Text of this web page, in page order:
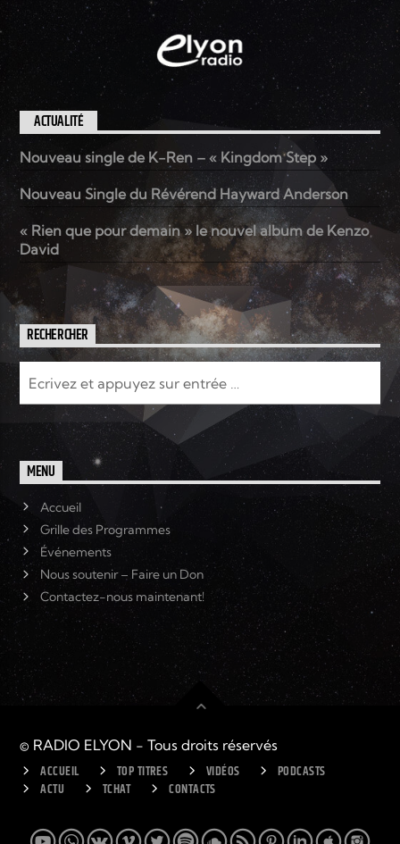
ACTUALITÉ
Nouveau single de K-Ren – « Kingdom Step »
Nouveau Single du Révérend Hayward Anderson
« Rien que pour demain » le nouvel album de Kenzo
David
RECHERCHER
MENU
Accueil
Grille des Programmes
Événements
Nous soutenir – Faire un Don
Contactez-nous maintenant!
© RADIO ELYON - Tous droits réservés
ACCUEIL TOP TITRES VIDÉOS
PODCASTS
ACTU
TCHAT CONTACTS